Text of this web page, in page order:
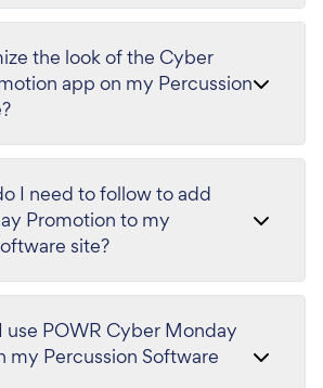
the look of the Cyber
app on my Percussion
I need to follow to add
Promotion to my
site?
use POWR Cyber Monday
my Percussion Software